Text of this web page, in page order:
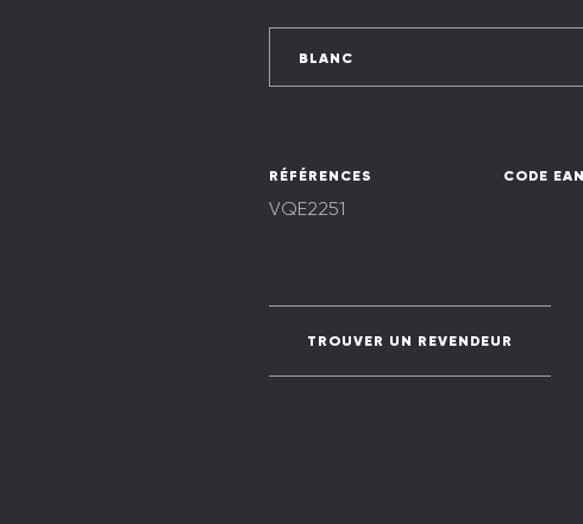
BLANC
RÉFÉRENCES
VQE2251
CODE EAN
TROUVER UN REVENDEUR